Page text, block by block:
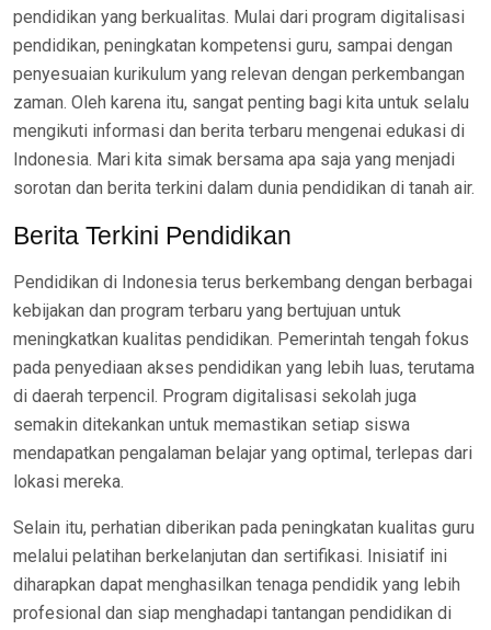
pendidikan yang berkualitas. Mulai dari program digitalisasi
pendidikan, peningkatan kompetensi guru, sampai dengan
penyesuaian kurikulum yang relevan dengan perkembangan
zaman. Oleh karena itu, sangat penting bagi kita untuk selalu
mengikuti informasi dan berita terbaru mengenai edukasi di
Indonesia. Mari kita simak bersama apa saja yang menjadi
sorotan dan berita terkini dalam dunia pendidikan di tanah air.
Berita Terkini Pendidikan
Pendidikan di Indonesia terus berkembang dengan berbagai
kebijakan dan program terbaru yang bertujuan untuk
meningkatkan kualitas pendidikan. Pemerintah tengah fokus
pada penyediaan akses pendidikan yang lebih luas, terutama
di daerah terpencil. Program digitalisasi sekolah juga
semakin ditekankan untuk memastikan setiap siswa
mendapatkan pengalaman belajar yang optimal, terlepas dari
lokasi mereka.
Selain itu, perhatian diberikan pada peningkatan kualitas guru
melalui pelatihan berkelanjutan dan sertifikasi. Inisiatif ini
diharapkan dapat menghasilkan tenaga pendidik yang lebih
profesional dan siap menghadapi tantangan pendidikan di